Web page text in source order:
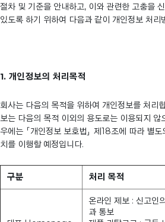
절차 및 기준을 안내하고, 이와 관련한 고충을
있도록 하기 위하여 다음과 같이 개인정보 처리
1. 개인정보의 처리목적
회사는 다음의 목적을 위하여 개인정보를 처리
보는 다음의 목적 이외의 용도로는 이용되지 않
우에는 「개인정보 보호법」 제18조에 따라 별
치를 이행할 예정입니다.
구분 처리 목적
온라인 제보 : 신고인
과 통보